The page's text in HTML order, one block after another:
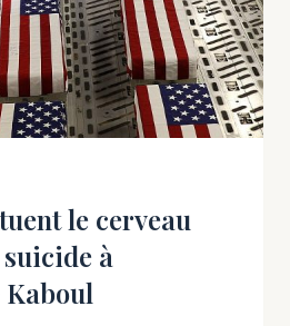
le cerveau
suicide à
Kaboul